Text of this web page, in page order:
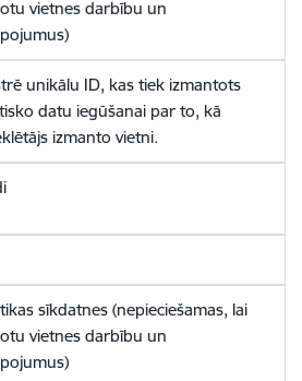
vietnes darbību un
unikālu ID, kas tiek izmantots
datu iegūšanai par to, kā
izmanto vietni.
sīkdatnes (nepieciešamas, lai
vietnes darbību un